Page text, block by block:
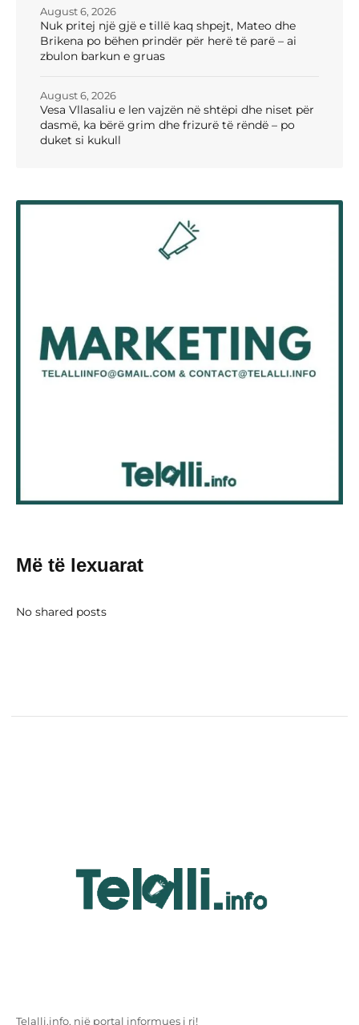
Nuk pritej një gjë e tillë kaq shpejt, Mateo dhe
Brikena po bëhen prindër për herë të parë – ai
zbulon barkun e gruas
August 6, 2026
Vesa Vllasaliu e len vajzën në shtëpi dhe niset për
dasmë, ka bërë grim dhe frizurë të rëndë – po
duket si kukull
August 6, 2026
Më të lexuarat
No shared posts
Telalli.info, një portal informues i ri!